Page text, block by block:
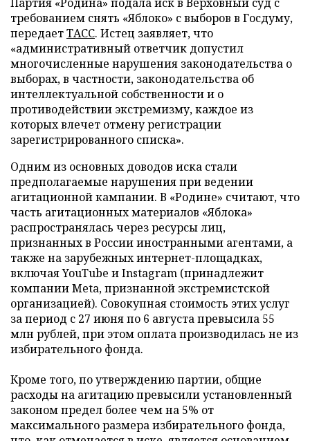
требованием снять «Яблоко» с выборов в Госдуму,
передаетТАСС. Истец заявляет, что
«административный ответчик допустил
многочисленные нарушения законодательства о
выборах, в частности, законодательства об
интеллектуальной собственности и о
противодействии экстремизму, каждое из
которых влечет отмену регистрации
зарегистрированного списка».
Одним из основных доводов иска стали
предполагаемые нарушения при ведении
агитационной кампании. В «Родине» считают, что
часть агитационных материалов «Яблока»
распространялась через ресурсы лиц,
признанных в России иностранными агентами, а
также на зарубежных интернет-площадках,
включая YouTube и Instagram (принадлежит
компании Meta, признанной экстремистской
организацией). Совокупная стоимость этих услуг
за период с 27 июня по 6 августа превысила 55
млн рублей, при этом оплата производилась не из
избирательного фонда.
Кроме того, по утверждению партии, общие
расходы на агитацию превысили установленный
законом предел более чем на 5% от
максимального размера избирательного фонда,